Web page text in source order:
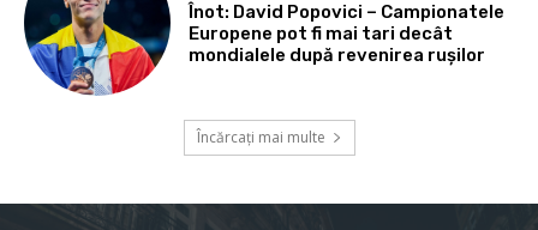
Înot: David Popovici – Campionatele
Europene pot fi mai tari decât
mondialele după revenirea rușilor
Încărcați mai multe